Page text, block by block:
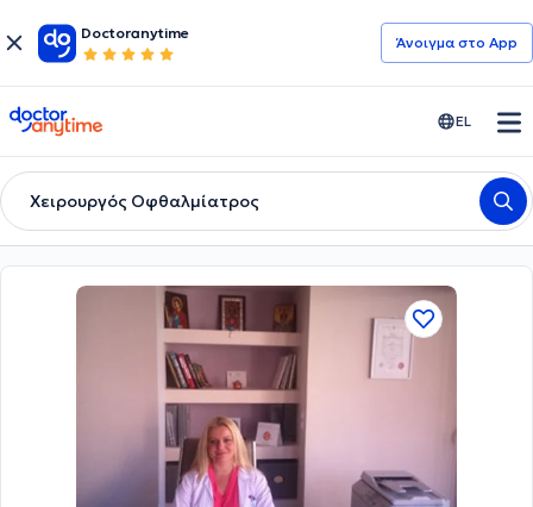
Doctoranytime
Άνοιγμα στο App
doctoranytime EL
Χειρουργός Οφθαλμίατρος